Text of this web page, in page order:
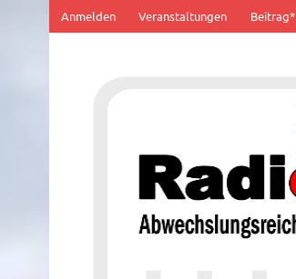
springen
Anmelden Veranstaltungen Beitrag*